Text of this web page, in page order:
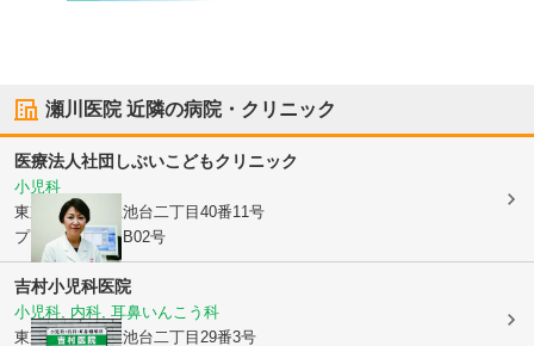
瀬川医院近隣の病院・クリニック
医療法人社団しぶいこどもクリニック
小児科
東京都大田区
上池台二丁目40番11号
プラスポイントB02号
吉村小児科医院
小児科, 内科, 耳鼻いんこう科
東京都大田区上池台二丁目29番3号